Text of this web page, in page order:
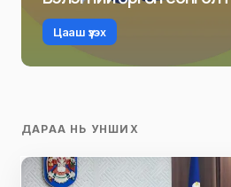
Цааш үзэх
ДАРАА НЬ УНШИХ